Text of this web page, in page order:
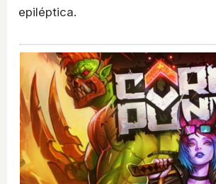
epiléptica.